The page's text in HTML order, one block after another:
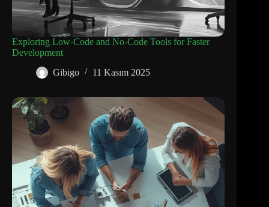
Exploring Low-Code and No-Code Tools for Faster
Development
Gibigo
11 Kasım 2025